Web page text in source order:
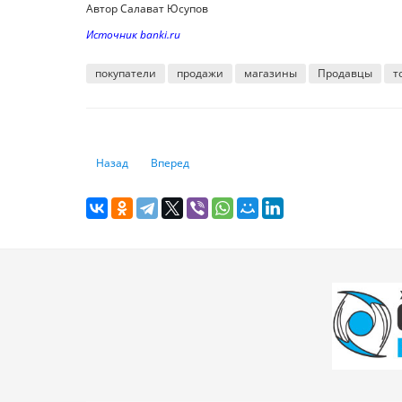
Автор Салават Юсупов
Источник banki.ru
покупатели продажи магазины Продавцы
Предыдущий: Кто из айтишников в Казахстане
Назад Следующий: Как подготовить свой бизнес к
Вперед